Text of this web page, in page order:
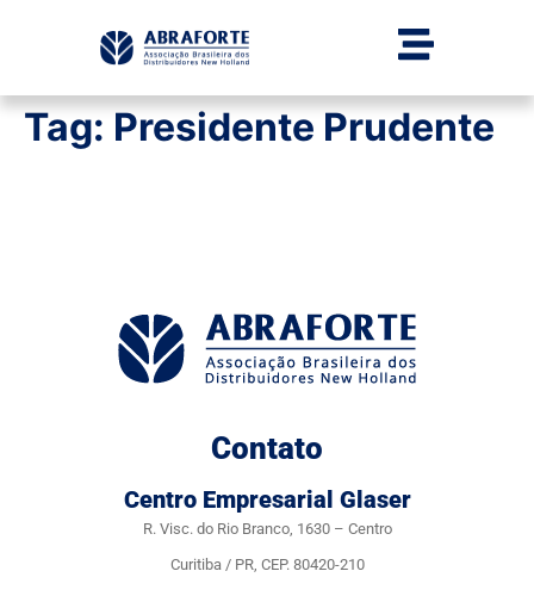
Tag: Presidente Prudente
Contato
Centro Empresarial Glaser
R. Visc. do Rio Branco, 1630 – Centro
Curitiba / PR, CEP. 80420-210